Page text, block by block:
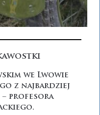
we Lwowie
z najbardziej
profesora